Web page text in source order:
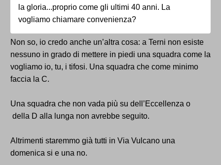
la gloria...proprio come gli ultimi 40 anni. La
vogliamo chiamare convenienza?
Non so, io credo anche un’altra cosa: a Terni non esiste
nessuno in grado di mettere in piedi una squadra come la
vogliamo io, tu, i tifosi. Una squadra che come minimo
faccia la C.
Una squadra che non vada più su dell’Eccellenza o
della D alla lunga non avrebbe seguito.
Altrimenti staremmo già tutti in Via Vulcano una
domenica si e una no.